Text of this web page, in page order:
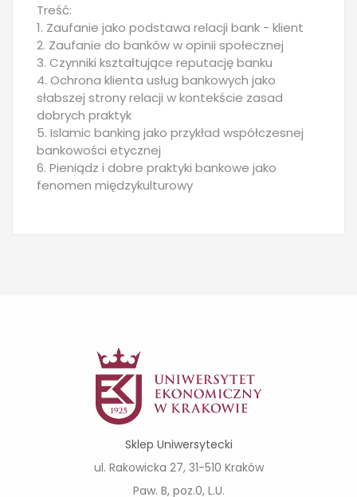
Treść:
1. Zaufanie jako podstawa relacji bank - klient
2. Zaufanie do banków w opinii społecznej
3. Czynniki kształtujące reputację banku
4. Ochrona klienta usług bankowych jako
słabszej strony relacji w kontekście zasad
dobrych praktyk
5. Islamic banking jako przykład współczesnej
bankowości etycznej
6. Pieniądz i dobre praktyki bankowe jako
fenomen międzykulturowy
Sklep Uniwersytecki
ul. Rakowicka 27, 31-510 Kraków
Paw. B, poz.0, L.U.